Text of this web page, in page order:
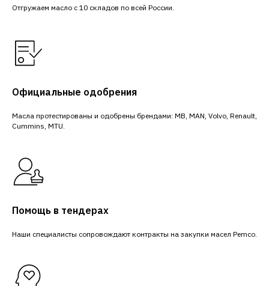
Отгружаем масло с 10 складов по всей России.
Официальные одобрения
Масла протестированы и одобрены брендами: MB, MAN, Volvo, Renault,
Cummins, MTU.
Помощь в тендерах
Наши специалисты сопровождают контракты на закупки масел Pemco.